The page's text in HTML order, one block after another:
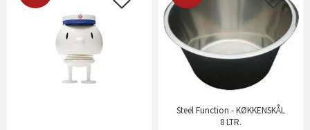
Steel Function - KØKKENSKÅL
8 LTR.